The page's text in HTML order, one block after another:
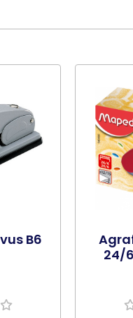
B6
24/